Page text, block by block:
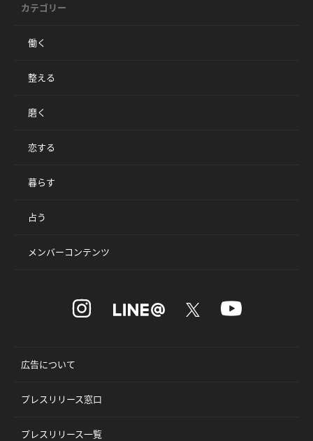
カテゴリー
働く
整える
磨く
恋する
暮らす
占う
メンバーコンテンツ
広告について
プレスリリース窓口
プレスリリース一覧